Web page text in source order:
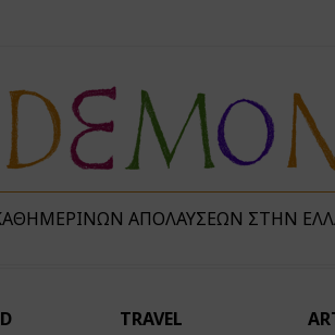
ΑΠΟΛΑΎΣΕΩΝ ΣΤΗΝ
TRAVEL